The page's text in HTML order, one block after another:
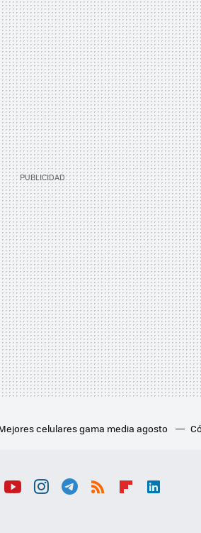
celulares gama media agosto